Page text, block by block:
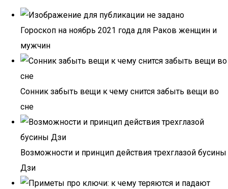
Гороскоп на ноябрь 2021 года для Раков женщин и
мужчин
Сонник забыть вещи к чему снится забыть вещи во
сне
Возможности и принцип действия трехглазой бусины
Дзи